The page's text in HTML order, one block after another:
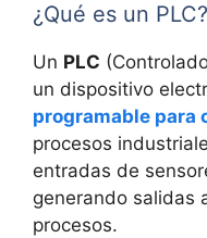
¿Qué es un PLC?
Un PLC
un dispositivo
programable para
procesos
entradas de
generando salidas
procesos.